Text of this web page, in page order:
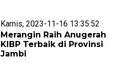
Kamis, 2023-11-16 13:35:52
Merangin Raih Anugerah
KIBP Terbaik di Provinsi
Jambi